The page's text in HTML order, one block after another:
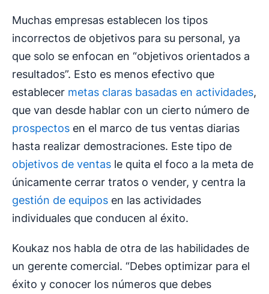
Muchas empresas establecen los tipos
incorrectos de objetivos para su personal, ya
que solo se enfocan en “objetivos orientados a
resultados”. Esto es menos efectivo que
establecer metas claras basadas en actividades,
que van desde hablar con un cierto número de
prospectos en el marco de tus ventas diarias
hasta realizar demostraciones. Este tipo de
objetivos de ventas le quita el foco a la meta de
únicamente cerrar tratos o vender, y centra la
gestión de equipos en las actividades
individuales que conducen al éxito.
Koukaz nos habla de otra de las habilidades de
un gerente comercial. “Debes optimizar para el
éxito y conocer los números que debes